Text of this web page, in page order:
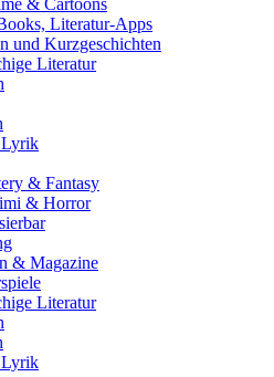
& Cartoons
Literatur-Apps
und Kurzgeschichten
Literatur
Lyrik
& Fantasy
& Horror
& Magazine
Literatur
Lyrik